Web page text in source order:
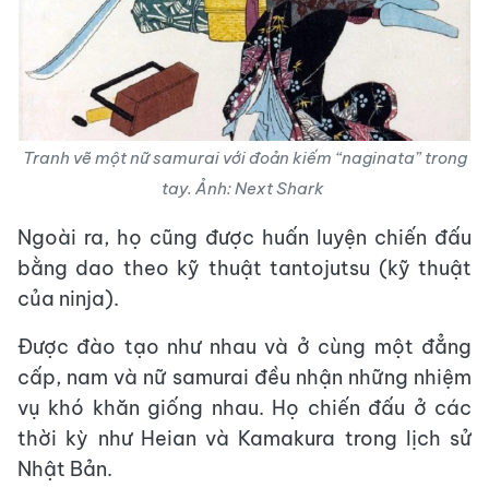
Tranh vẽ một nữ samurai với đoản kiếm “naginata” trong
tay. Ảnh: Next Shark
Ngoài ra, họ cũng được huấn luyện chiến đấu
bằng dao theo kỹ thuật tantojutsu (kỹ thuật
của ninja).
Được đào tạo như nhau và ở cùng một đẳng
cấp, nam và nữ samurai đều nhận những nhiệm
vụ khó khăn giống nhau. Họ chiến đấu ở các
thời kỳ như Heian và Kamakura trong lịch sử
Nhật Bản.